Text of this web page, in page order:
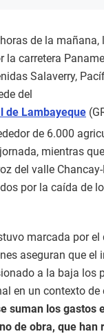
de la
la carretera
Salaverry,
del
de Lambayeque
de 6.000
mientras
del valle
por la caída de
marcada por el
aseguran que el
a la baja los
en un contexto de
suman los gastos
de obra, que han